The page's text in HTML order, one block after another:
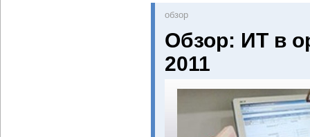
oбзор
Обзор: ИТ в
2011